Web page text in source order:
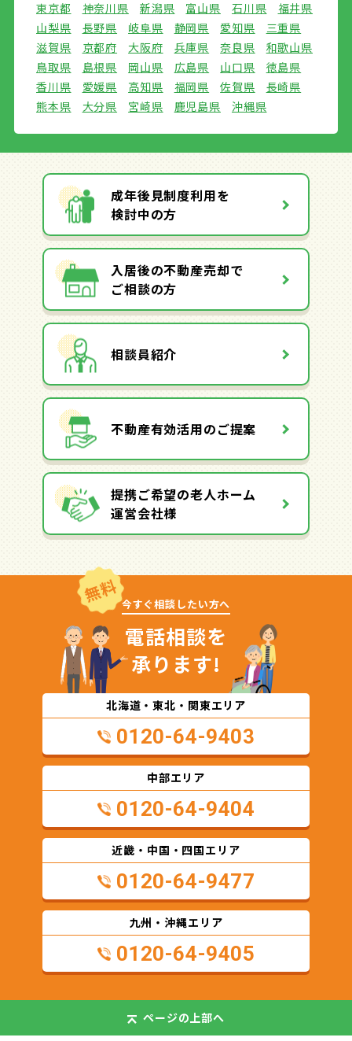
東京都
神奈川県 新潟県 富山県 石川県
福井県
山梨県
長野県 岐阜県 静岡県 愛知県
三重県
滋賀県
京都府 大阪府 兵庫県 奈良県
和歌山県
鳥取県
島根県 岡山県 広島県 山口県
徳島県
香川県
愛媛県 高知県 福岡県 佐賀県
長崎県
熊本県
大分県 宮崎県 鹿児島県 沖縄県
成年後見制度利用を
検討中の方
入居後の不動産売却で
ご相談の方
相談員紹介
不動産有効活用のご提案
提携ご希望の老人ホーム
運営会社様
無料 今すぐ相談したい方へ
電話相談を
承ります!
北海道・東北・関東エリア
0120-64-9403
中部エリア
0120-64-9404
近畿・中国・四国エリア
0120-64-9477
九州・沖縄エリア
0120-64-9405
ページの上部へ